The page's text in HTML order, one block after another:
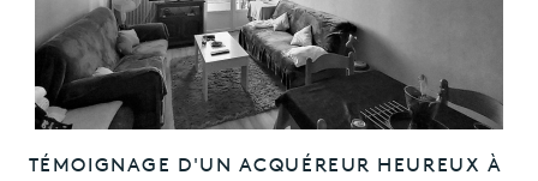
TÉMOIGNAGE D'UN ACQUÉREUR HEUREUX À